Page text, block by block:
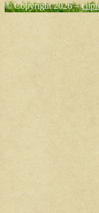
© Copyright 2026 –
Cambium Theme by